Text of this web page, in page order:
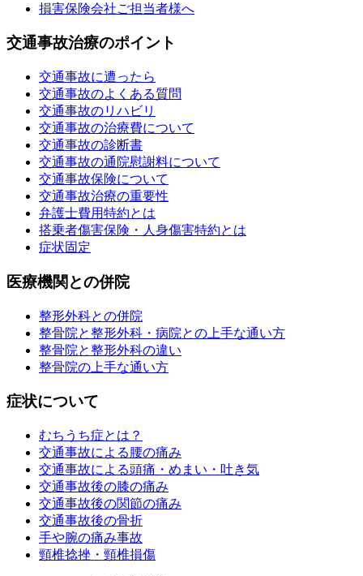
損害保険会社ご担当者様へ
交通事故治療のポイント
交通事故に遭ったら
交通事故のよくある質問
交通事故のリハビリ
交通事故の治療費について
交通事故の診断書
交通事故の通院慰謝料について
交通事故保険について
交通事故治療の重要性
弁護士費用特約とは
搭乗者傷害保険・人身傷害特約とは
症状固定
医療機関との併院
整形外科との併院
整骨院と整形外科・病院との上手な通い方
整骨院と整形外科の違い
整骨院の上手な通い方
症状について
むちうち症とは？
交通事故による腰の痛み
交通事故による頭痛・めまい・吐き気
交通事故後の膝の痛み
交通事故後の関節の痛み
交通事故後の骨折
手や腕の痛み事故
頸椎捻挫・頸椎損傷